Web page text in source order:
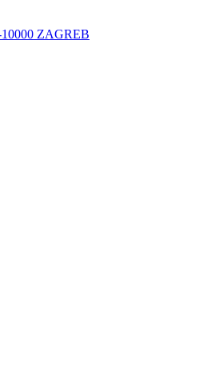
ZAGREB